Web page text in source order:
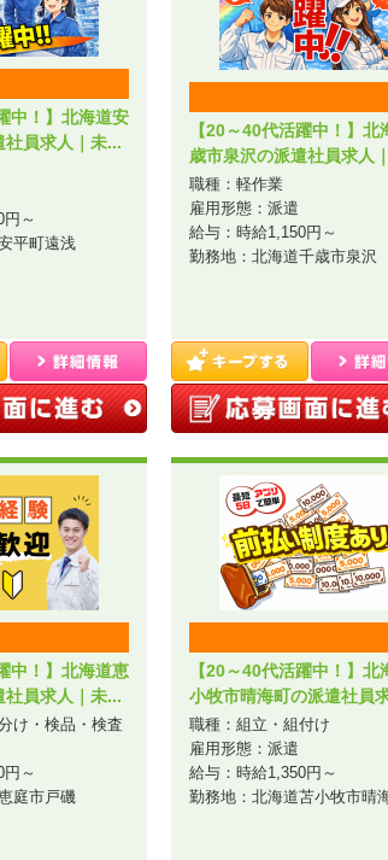
中！】北海道安
社員求人｜未...
～
平町遠浅
【20～40代活躍中！】北
歳市泉沢の派遣社員求人
職種：軽作業
雇用形態：派遣
給与：時給1,150円～
勤務地：北海道千歳市泉沢
中！】北海道恵
社員求人｜未...
け・検品・検査
～
庭市戸磯
【20～40代活躍中！】北
小牧市晴海町の派遣社員
職種：組立・組付け
雇用形態：派遣
給与：時給1,350円～
勤務地：北海道苫小牧市晴